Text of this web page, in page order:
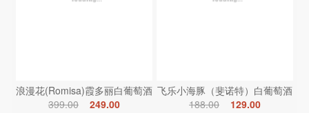
浪漫花(Romisa)霞多丽白葡萄酒
399.00
249.00
飞乐小海豚（斐诺特）白葡萄酒
188.00
129.00